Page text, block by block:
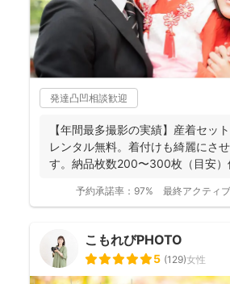
発達凸凹相談歓迎
【年間最多撮影の実績】産着セッ
レンタル無料。着付けも綺麗にさ
す。納品枚数200〜300枚（目安）
予約承諾率： 97% 最終アクティブ
こもれびPHOTO
5 (129)女性